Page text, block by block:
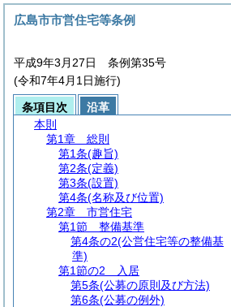
広島市市営住宅等条例
平成9年3月27日 条例第35号
(令和7年4月1日施行)
条項目次
沿革
本則
第1章
総則
第1条(趣旨)
第2条(定義)
第3条(設置)
第4条(名称及び位置)
第2章
市営住宅
第1節
整備基準
第4条の2(公営住宅等の整備基
準)
第1節の2
入居
第5条(公募の原則及び方法)
第6条(公募の例外)